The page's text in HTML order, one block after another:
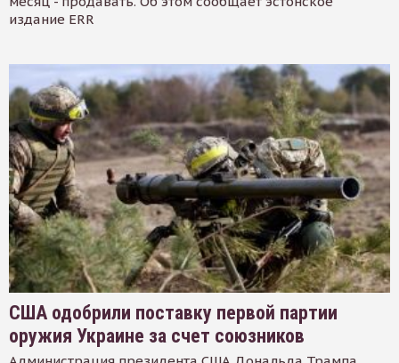
издание ERR
США одобрили поставку первой партии
оружия Украине за счет союзников